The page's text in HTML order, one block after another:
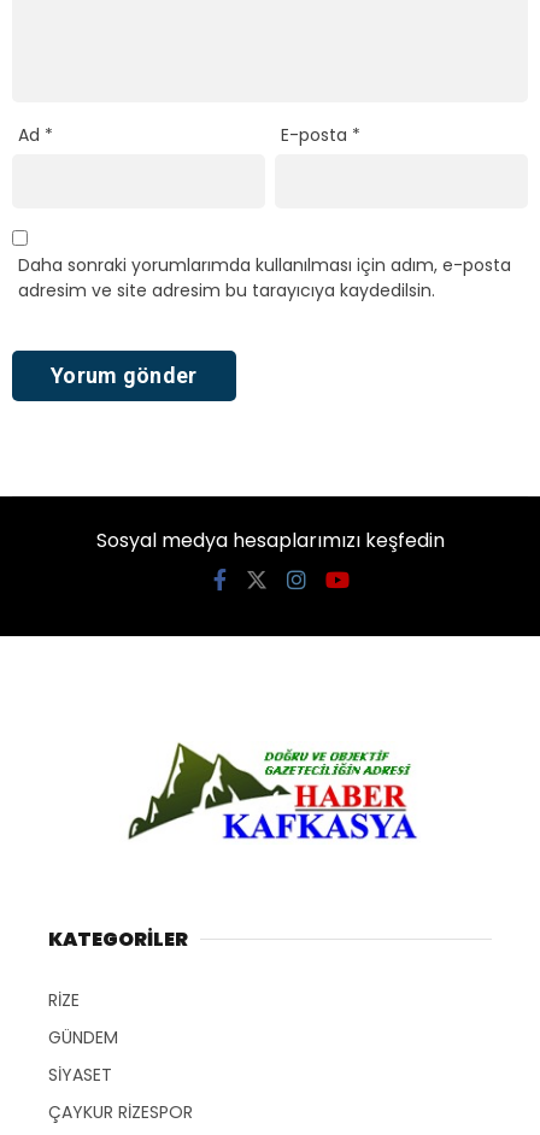
Ad * E-posta *
Daha sonraki yorumlarımda kullanılması için adım, e-posta
adresim ve site adresim bu tarayıcıya kaydedilsin.
Sosyal medya hesaplarımızı keşfedin
KATEGORİLER
RİZE
GÜNDEM
SİYASET
ÇAYKUR RİZESPOR